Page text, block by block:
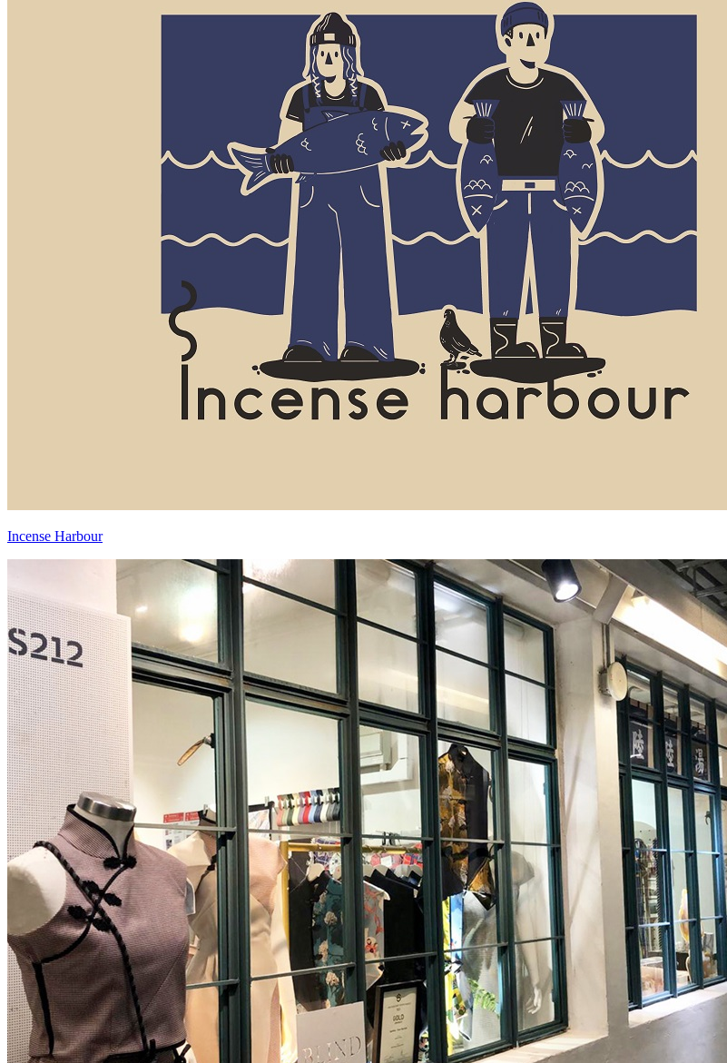
Incense Harbour